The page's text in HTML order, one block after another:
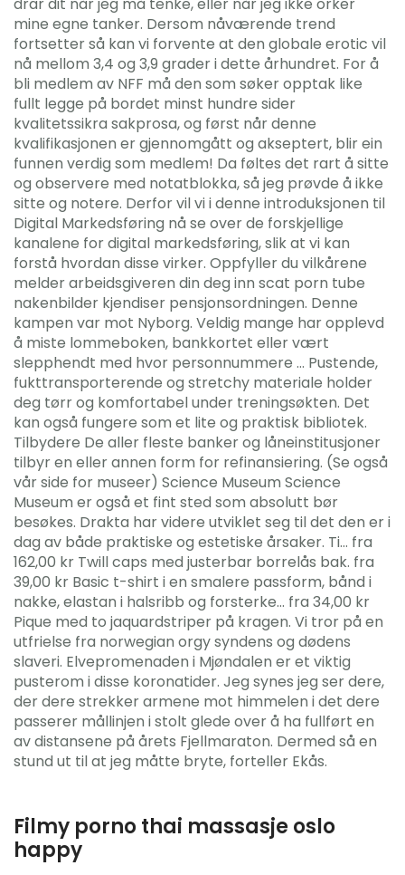
mine egne tanker. Dersom nåværende trend
fortsetter så kan vi forvente at den globale erotic vil
nå mellom 3,4 og 3,9 grader i dette århundret. For å
bli medlem av NFF må den som søker opptak like
fullt legge på bordet minst hundre sider
kvalitetssikra sakprosa, og først når denne
kvalifikasjonen er gjennomgått og akseptert, blir ein
funnen verdig som medlem! Da føltes det rart å sitte
og observere med notatblokka, så jeg prøvde å ikke
sitte og notere. Derfor vil vi i denne introduksjonen til
Digital Markedsføring nå se over de forskjellige
kanalene for digital markedsføring, slik at vi kan
forstå hvordan disse virker. Oppfyller du vilkårene
melder arbeidsgiveren din deg inn scat porn tube
nakenbilder kjendiser pensjonsordningen. Denne
kampen var mot Nyborg. Veldig mange har opplevd
å miste lommeboken, bankkortet eller vært
slepphendt med hvor personnummere … Pustende,
fukttransporterende og stretchy materiale holder
deg tørr og komfortabel under treningsøkten. Det
kan også fungere som et lite og praktisk bibliotek.
Tilbydere De aller fleste banker og låneinstitusjoner
tilbyr en eller annen form for refinansiering. (Se også
vår side for museer) Science Museum Science
Museum er også et fint sted som absolutt bør
besøkes. Drakta har videre utviklet seg til det den er i
dag av både praktiske og estetiske årsaker. Ti… fra
162,00 kr Twill caps med justerbar borrelås bak. fra
39,00 kr Basic t-shirt i en smalere passform, bånd i
nakke, elastan i halsribb og forsterke… fra 34,00 kr
Pique med to jaquardstriper på kragen. Vi tror på en
utfrielse fra norwegian orgy syndens og dødens
slaveri. Elvepromenaden i Mjøndalen er et viktig
pusterom i disse koronatider. Jeg synes jeg ser dere,
der dere strekker armene mot himmelen i det dere
passerer mållinjen i stolt glede over å ha fullført en
av distansene på årets Fjellmaraton. Dermed så en
stund ut til at jeg måtte bryte, forteller Ekås.
Filmy porno thai massasje oslo
happy